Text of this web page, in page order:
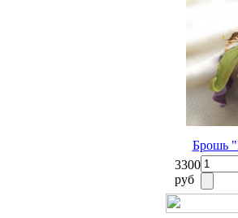
Брошь
3300
руб